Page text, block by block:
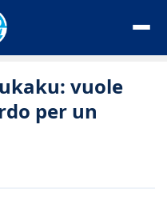
vuole
per un